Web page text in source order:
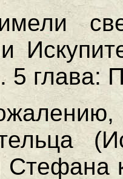
5 глава:
тельца
Стефана